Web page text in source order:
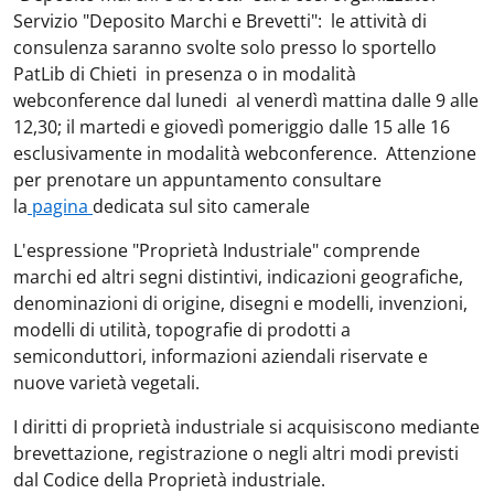
Servizio "Deposito Marchi e Brevetti": le attività di
consulenza saranno svolte solo presso lo sportello
PatLib di Chieti in presenza o in modalità
webconference dal lunedi al venerdì mattina dalle 9 alle
12,30; il martedi e giovedì pomeriggio dalle 15 alle 16
esclusivamente in modalità webconference. Attenzione
per prenotare un appuntamento consultare
la pagina dedicata sul sito camerale
L'espressione "Proprietà Industriale" comprende
marchi ed altri segni distintivi, indicazioni geografiche,
denominazioni di origine, disegni e modelli, invenzioni,
modelli di utilità, topografie di prodotti a
semiconduttori, informazioni aziendali riservate e
nuove varietà vegetali.
I diritti di proprietà industriale si acquisiscono mediante
brevettazione, registrazione o negli altri modi previsti
dal Codice della Proprietà industriale.